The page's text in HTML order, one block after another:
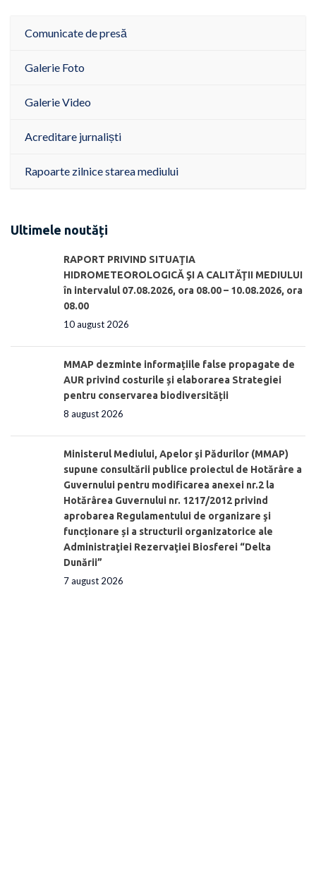
Comunicate de presă
Galerie Foto
Galerie Video
Acreditare jurnaliști
Rapoarte zilnice starea mediului
Ultimele noutăți
RAPORT PRIVIND SITUAŢIA
HIDROMETEOROLOGICĂ ŞI A CALITĂŢII MEDIULUI
în intervalul 07.08.2026, ora 08.00 – 10.08.2026, ora
08.00
10 august 2026
MMAP dezminte informațiile false propagate de
AUR privind costurile și elaborarea Strategiei
pentru conservarea biodiversității
8 august 2026
Ministerul Mediului, Apelor şi Pădurilor (MMAP)
supune consultării publice proiectul de Hotărâre a
Guvernului pentru modificarea anexei nr.2 la
Hotărârea Guvernului nr. 1217/2012 privind
aprobarea Regulamentului de organizare şi
funcționare și a structurii organizatorice ale
Administraţiei Rezervaţiei Biosferei “Delta
Dunării”
7 august 2026